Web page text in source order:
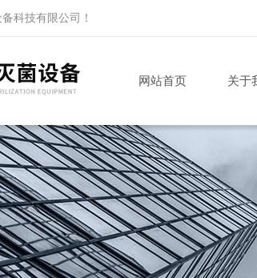
科技有限公司 ！
网站首页 关于